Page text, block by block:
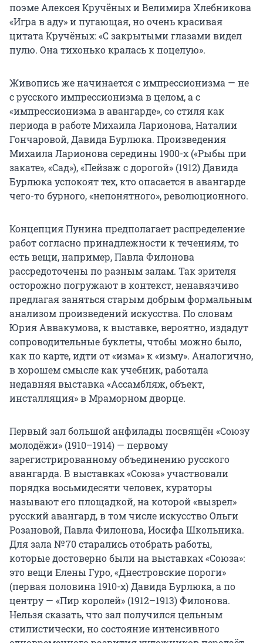
поэме Алексея Кручёных и Велимира Хлебникова
«Игра в аду» и пугающая, но очень красивая
цитата Кручёных: «С закрытыми глазами видел
пулю. Она тихонько кралась к поцелую».
Живопись же начинается с импрессионизма — не
с русского импрессионизма в целом, а с
«импрессионизма в авангарде», со стиля как
периода в работе Михаила Ларионова, Наталии
Гончаровой, Давида Бурлюка. Произведения
Михаила Ларионова середины 1900-х («Рыбы при
закате», «Сад»), «Пейзаж с дорогой» (1912) Давида
Бурлюка успокоят тех, кто опасается в авангарде
чего-то бурного, «непонятного», революционного.
Концепция Пунина предполагает распределение
работ согласно принадлежности к течениям, то
есть вещи, например, Павла Филонова
рассредоточены по разным залам. Так зрителя
осторожно погружают в контекст, ненавязчиво
предлагая заняться старым добрым формальным
анализом произведений искусства. По словам
Юрия Аввакумова, к выставке, вероятно, издадут
сопроводительные буклеты, чтобы можно было,
как по карте, идти от «изма» к «изму». Аналогично,
в хорошем смысле как учебник, работала
недавняя выставка «Ассамбляж, объект,
инсталляция» в Мраморном дворце.
Первый зал большой анфилады посвящён «Союзу
молодёжи» (1910–1914) — первому
зарегистрированному объединению русского
авангарда. В выставках «Союза» участвовали
порядка восьмидесяти человек, кураторы
называют его площадкой, на которой «вызрел»
русский авангард, в том числе искусство Ольги
Розановой, Павла Филонова, Иосифа Школьника.
Для зала № 70 старались отобрать работы,
которые достоверно были на выставках «Союза»:
это вещи Елены Гуро, «Днестровские пороги»
(первая половина 1910-х) Давида Бурлюка, а по
центру — «Пир королей» (1912–1913) Филонова.
Нельзя сказать, что зал получился цельным
стилистически, но состояние интенсивного